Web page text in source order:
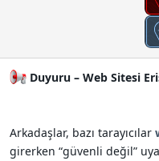
Duyuru – Web Sitesi
Arkadaşlar, bazı tarayıcılar
girerken “güvenli değil”